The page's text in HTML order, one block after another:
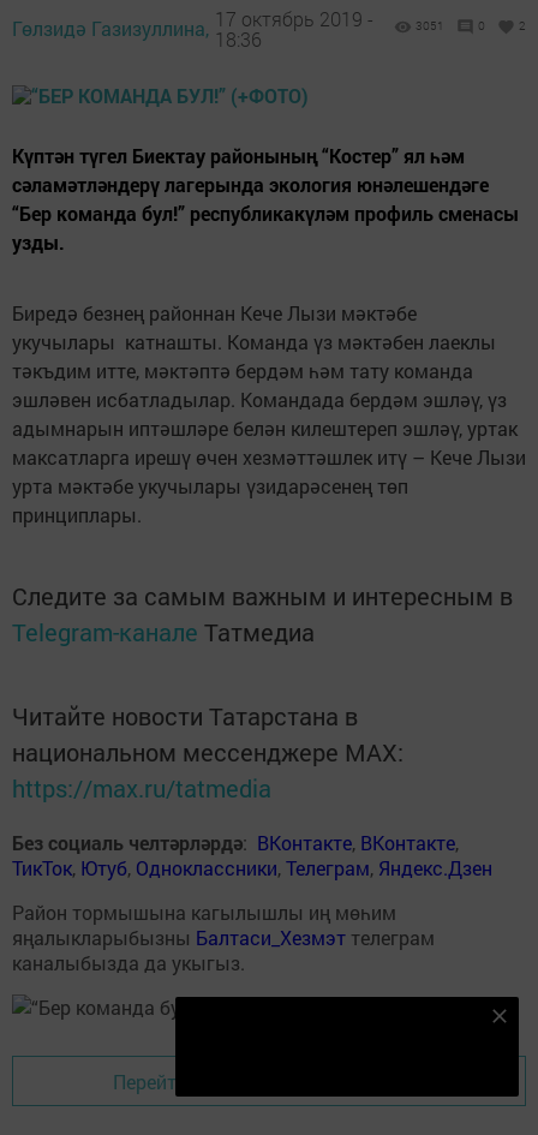
Гөлзидә Газизуллина, 17 октябрь 2019 -
18:36
3051 0 2
Күптән түгел Биектау районының “Костер” ял һәм
сәламәтләндерү лагерында экология юнәлешендәге
“Бер команда бул!” республикакүләм профиль сменасы
узды.
Биредә безнең районнан Кече Лызи мәктәбе
укучылары катнашты. Команда үз мәктәбен лаеклы
тәкъдим итте, мәктәптә бердәм һәм тату команда
эшләвен исбатладылар. Командада бердәм эшләү, үз
адымнарын иптәшләре белән килештереп эшләү, уртак
максатларга ирешү өчен хезмәттәшлек итү – Кече Лызи
урта мәктәбе укучылары үзидарәсенең төп
принциплары.
Следите за самым важным и интересным в
Telegram-канале Татмедиа
Читайте новости Татарстана в
национальном мессенджере MАХ:
https://max.ru/tatmedia
Без социаль челтәрләрдә: ВКонтакте, ВКонтакте,
ТикТок, Ютуб, Одноклассники,Телеграм, Яндекс.Дзен
Район тормышына кагылышлы иң мөһим
яңалыкларыбызны Балтаси_Хезмэт телеграм
каналыбызда да укыгыз.
Перейти на страницу новости